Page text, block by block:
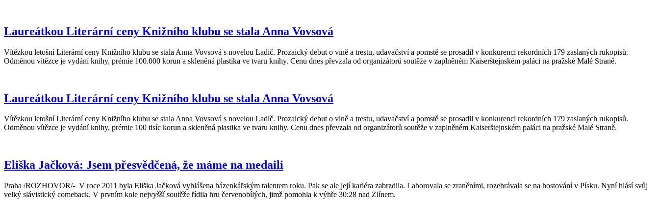
Laureátkou Literární ceny Knižního klubu se stala Anna Vovsová
Vítězkou letošní Literární ceny Knižního klubu se stala Anna Vovsová s novelou Ladič. Prozaický debut o vině a trestu, udavačství a pomstě se prosadil v konkurenci rekordních 179 zaslaných rukopisů.
Odměnou vítězce je vydání knihy, prémie 100.000 korun a skleněná plastika ve tvaru knihy. Cenu dnes převzala od organizátorů soutěže v zaplněném Kaiserštejnském paláci na pražské Malé Straně.
Laureátkou Literární ceny Knižního klubu se stala Anna Vovsová
Vítězkou letošní Literární ceny Knižního klubu se stala Anna Vovsová s novelou Ladič. Prozaický debut o vině a trestu, udavačství a pomstě se prosadil v konkurenci rekordních 179 zaslaných rukopisů.
Odměnou vítězce je vydání knihy, prémie 100 tisíc korun a skleněná plastika ve tvaru knihy. Cenu dnes převzala od organizátorů soutěže v zaplněném Kaiserštejnském paláci na pražské Malé Straně.
Eliška Jačková: Jsem přesvědčená, že máme na medaili
Praha /ROZHOVOR/- V roce 2011 byla Eliška Jačková vyhlášena házenkářským talentem roku. Pak se ale její kariéra zabrzdila. Laborovala se zraněními, rozehrávala se na hostování v Písku. Nyní hlásí svůj
velký slávistický comeback. V prvním kole nejvyšší soutěže řídila hru červenobílých, jimž pomohla k výhře 30:28 nad Zlínem.